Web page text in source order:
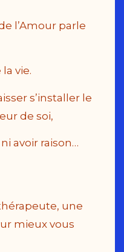
l’Amour parle
vie.
s’installer le
de soi,
avoir raison…
une
mieux vous